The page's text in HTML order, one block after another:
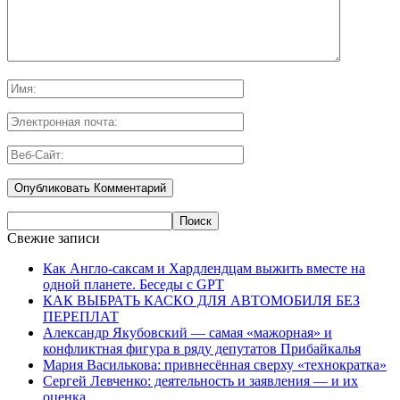
Свежие записи
Как Англо-саксам и Хардлендцам выжить вместе на
одной планете. Беседы с GPT
КАК ВЫБРАТЬ КАСКО ДЛЯ АВТОМОБИЛЯ БЕЗ
ПЕРЕПЛАТ
Александр Якубовский — самая «мажорная» и
конфликтная фигура в ряду депутатов Прибайкалья
Мария Василькова: привнесённая сверху «технократка»
Сергей Левченко: деятельность и заявления — и их